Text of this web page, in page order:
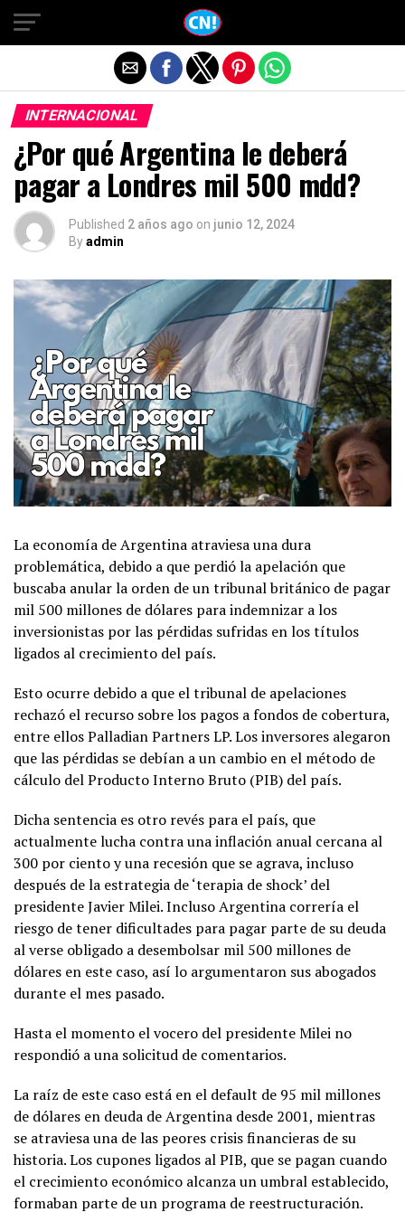
INTERNACIONAL
¿Por qué Argentina le deberá
pagar a Londres mil 500 mdd?
Published 2 años ago on junio 12, 2024
Byadmin
La economía de Argentina atraviesa una dura
problemática, debido a que perdió la apelación que
buscaba anular la orden de un tribunal británico de pagar
mil 500 millones de dólares para indemnizar a los
inversionistas por las pérdidas sufridas en los títulos
ligados al crecimiento del país.
Esto ocurre debido a que el tribunal de apelaciones
rechazó el recurso sobre los pagos a fondos de cobertura,
entre ellos Palladian Partners LP. Los inversores alegaron
que las pérdidas se debían a un cambio en el método de
cálculo del Producto Interno Bruto (PIB) del país.
Dicha sentencia es otro revés para el país, que
actualmente lucha contra una inflación anual cercana al
300 por ciento y una recesión que se agrava, incluso
después de la estrategia de ‘terapia de shock’ del
presidente Javier Milei. Incluso Argentina correría el
riesgo de tener dificultades para pagar parte de su deuda
al verse obligado a desembolsar mil 500 millones de
dólares en este caso, así lo argumentaron sus abogados
durante el mes pasado.
Hasta el momento el vocero del presidente Milei no
respondió a una solicitud de comentarios.
La raíz de este caso está en el default de 95 mil millones
de dólares en deuda de Argentina desde 2001, mientras
se atraviesa una de las peores crisis financieras de su
historia. Los cupones ligados al PIB, que se pagan cuando
el crecimiento económico alcanza un umbral establecido,
formaban parte de un programa de reestructuración.
Salir de la versión móvil